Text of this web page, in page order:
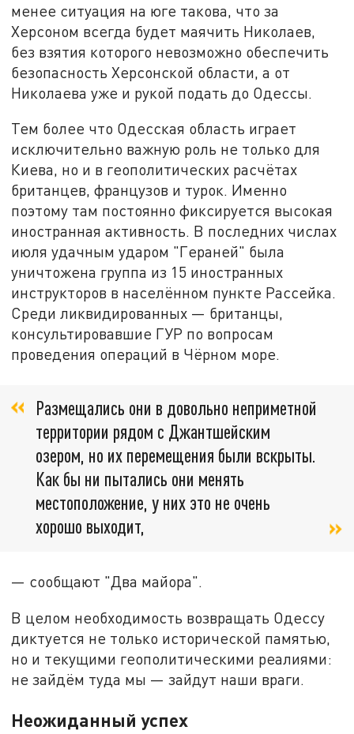
менее ситуация на юге такова, что за
Херсоном всегда будет маячить Николаев,
без взятия которого невозможно обеспечить
безопасность Херсонской области, а от
Николаева уже и рукой подать до Одессы.
Тем более что Одесская область играет
исключительно важную роль не только для
Киева, но и в геополитических расчётах
британцев, французов и турок. Именно
поэтому там постоянно фиксируется высокая
иностранная активность. В последних числах
июля удачным ударом "Гераней" была
уничтожена группа из 15 иностранных
инструкторов в населённом пункте Рассейка.
Среди ликвидированных — британцы,
консультировавшие ГУР по вопросам
проведения операций в Чёрном море.
Размещались они в довольно неприметной
территории рядом с Джантшейским
озером, но их перемещения были вскрыты.
Как бы ни пытались они менять
местоположение, у них это не очень
хорошо выходит,
— сообщают "Два майора".
В целом необходимость возвращать Одессу
диктуется не только исторической памятью,
но и текущими геополитическими реалиями:
не зайдём туда мы — зайдут наши враги.
Неожиданный успех